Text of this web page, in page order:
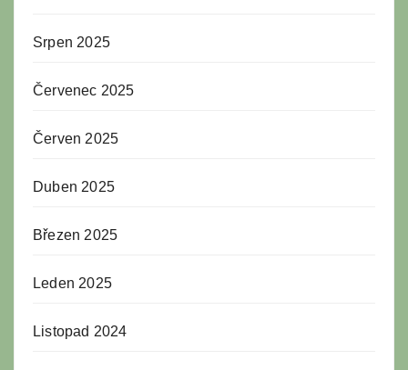
Srpen 2025
Červenec 2025
Červen 2025
Duben 2025
Březen 2025
Leden 2025
Listopad 2024